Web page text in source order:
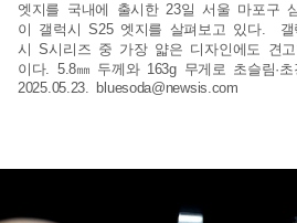
엣지를 국내에 출시한 23일 서울 마포구
이 갤럭시 S25 엣지를 살펴보고 있다.
시 S시리즈 중 가장 얇은 디자인에도 견
이다. 5.8㎜ 두께와 163g 무게로 초슬림·
2025.05.23. bluesoda@newsis.com